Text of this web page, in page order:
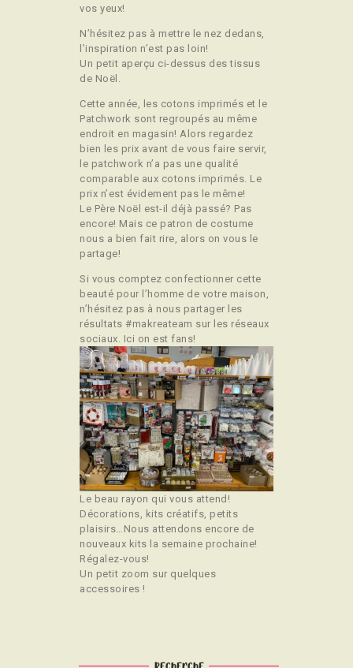
vos yeux!
N’hésitez pas à mettre le nez dedans,
l’inspiration n’est pas loin!
Un petit aperçu ci-dessus des tissus
de Noël.
Cette année, les cotons imprimés et le
Patchwork sont regroupés au même
endroit en magasin! Alors regardez
bien les prix avant de vous faire servir,
le patchwork n’a pas une qualité
comparable aux cotons imprimés. Le
prix n’est évidement pas le même!
Le Père Noël est-il déjà passé? Pas
encore! Mais ce patron de costume
nous a bien fait rire, alors on vous le
partage!
Si vous comptez confectionner cette
beauté pour l’homme de votre maison,
n’hésitez pas à nous partager les
résultats #makreateam sur les réseaux
sociaux. Ici on est fans!
Le beau rayon qui vous attend!
Décorations, kits créatifs, petits
plaisirs…Nous attendons encore de
nouveaux kits la semaine prochaine!
Régalez-vous!
Un petit zoom sur quelques
accessoires !